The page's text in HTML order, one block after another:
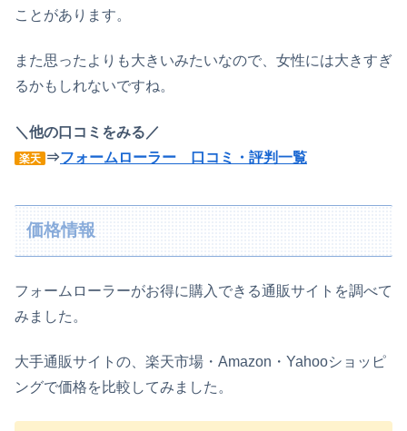
ことがあります。
また思ったよりも大きいみたいなので、女性には大きすぎ
るかもしれないですね。
＼他の口コミをみる／
楽天 ⇒フォームローラー 口コミ・評判一覧
価格情報
フォームローラーがお得に購入できる通販サイトを調べて
みました。
大手通販サイトの、楽天市場・Amazon・Yahooショッピ
ングで価格を比較してみました。